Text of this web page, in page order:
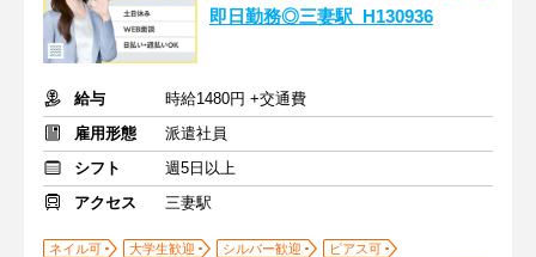
即日勤務◎三妻駅_H130936
給与
時給1480円 +交通費
雇用形態
派遣社員
シフト
週5日以上
アクセス
三妻駅
ネイル可 大学生歓迎 シルバー歓迎
ピアス可